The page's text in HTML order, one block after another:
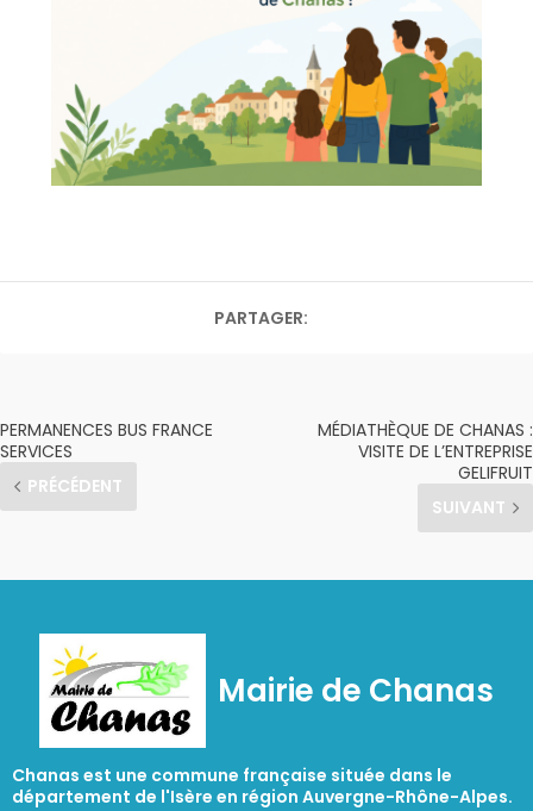
PARTAGER:
PERMANENCES BUS FRANCE
SERVICES
PRÉCÉDENT
MÉDIATHÈQUE DE CHANAS :
VISITE DE L’ENTREPRISE
GELIFRUIT
SUIVANT
Mairie de Chanas
Chanas est une commune française située dans le
département de l'Isère en région Auvergne-Rhône-Alpes.